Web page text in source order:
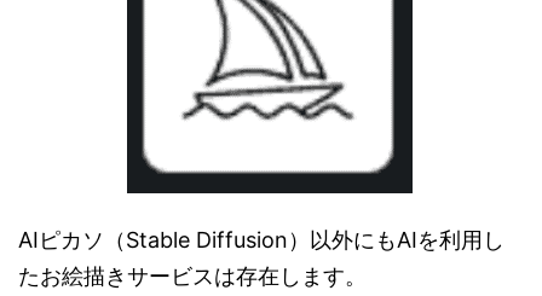
AIピカソ（Stable Diffusion）以外にもAIを利用し
たお絵描きサービスは存在します。